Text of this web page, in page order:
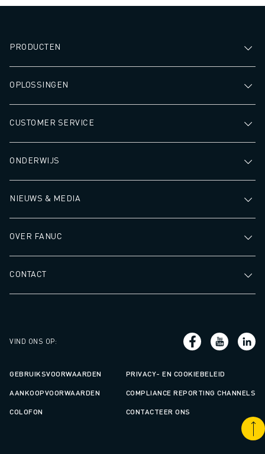
PRODUCTEN
OPLOSSINGEN
CUSTOMER SERVICE
ONDERWIJS
NIEUWS & MEDIA
OVER FANUC
CONTACT
VIND ONS OP:
GEBRUIKSVOORWAARDEN PRIVACY- EN COOKIEBELEID
AANKOOPVOORWAARDEN COMPLIANCE REPORTING CHANNELS
COLOFON CONTACTEER ONS